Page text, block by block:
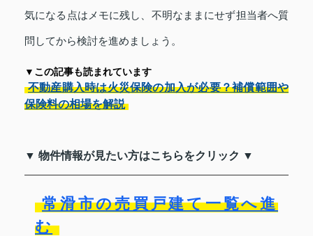
気になる点はメモに残し、不明なままにせず担当者へ質
問してから検討を進めましょう。
▼この記事も読まれています
不動産購入時は火災保険の加入が必要？補償範囲や
保険料の相場を解説
▼ 物件情報が見たい方はこちらをクリック ▼
常滑市の売買戸建て一覧へ進
む